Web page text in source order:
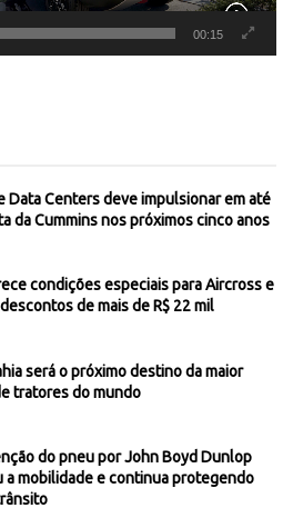
00:15
Data Centers deve impulsionar em até
da Cummins nos próximos cinco anos
condições especiais para Aircross e
de mais de R$ 22 mil
será o próximo destino da maior
tratores do mundo
do pneu por John Boyd Dunlop
a mobilidade e continua protegendo